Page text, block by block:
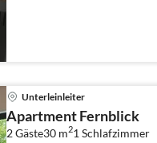
Unterleinleiter
Apartment Fernblick
2 Gäste30 m21 Schlafzimmer